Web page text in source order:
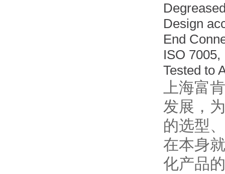
Design
End
ISO
Tested to
上海富
发展，
的选型
在本身
化产品